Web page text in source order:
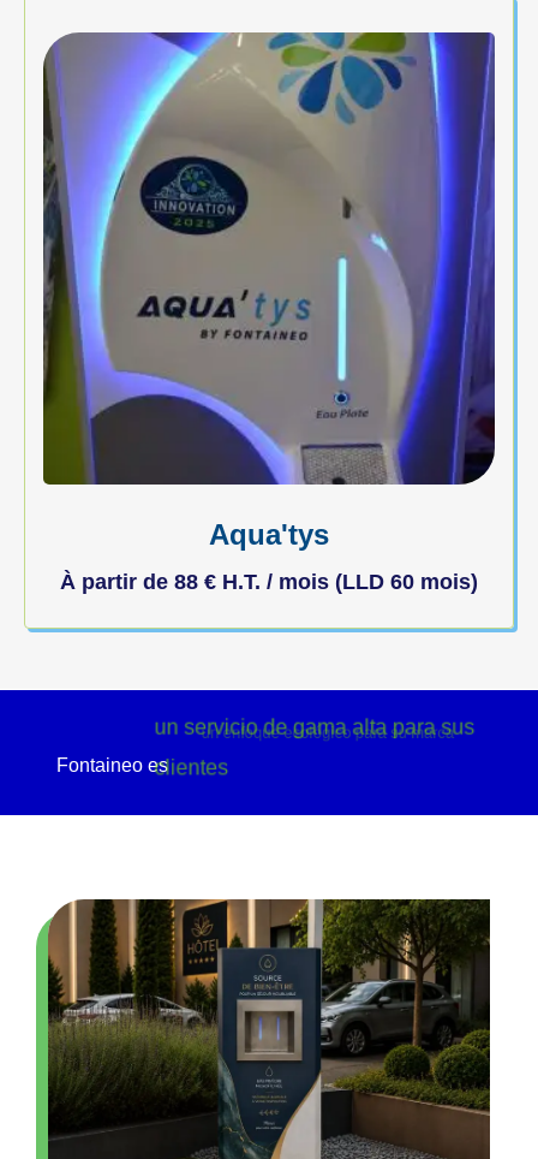
Aqua'tys
À partir de 88 € H.T. / mois (LLD 60 mois)
Fontaineo es
un servicio de gama alta para sus
clientes